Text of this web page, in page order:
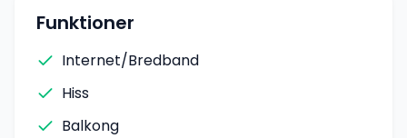
Funktioner
Internet/Bredband
Hiss
Balkong